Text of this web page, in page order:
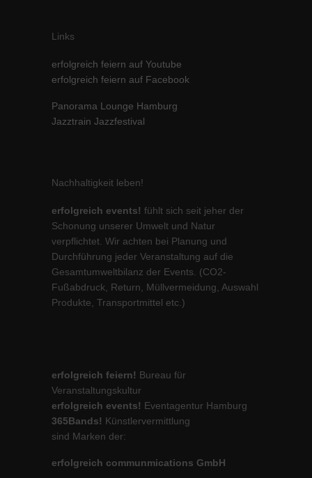
Links
erfolgreich feiern auf Youtube
erfolgreich feiern auf Facebook
Panorama Lounge Hamburg
Jazztrain Jazzfestival
Nachhaltigkeit leben!
erfolgreich events! fühlt sich seit jeher der
Schonung unserer Umwelt und Natur
verpflichtet. Wir achten bei Planung und
Durchführung jeder Veranstaltung auf die
Gesamtumweltbilanz der Events. (CO2-
Fußabdruck, Return, Müllvermeidung, Auswahl
Produkte, Transportmittel etc.)
erfolgreich feiern! Bureau für
Veranstaltungskultur
erfolgreich events! Eventagentur Hamburg
365Bands! Künstlervermittlung
sind Marken der:
erfolgreich communmications GmbH